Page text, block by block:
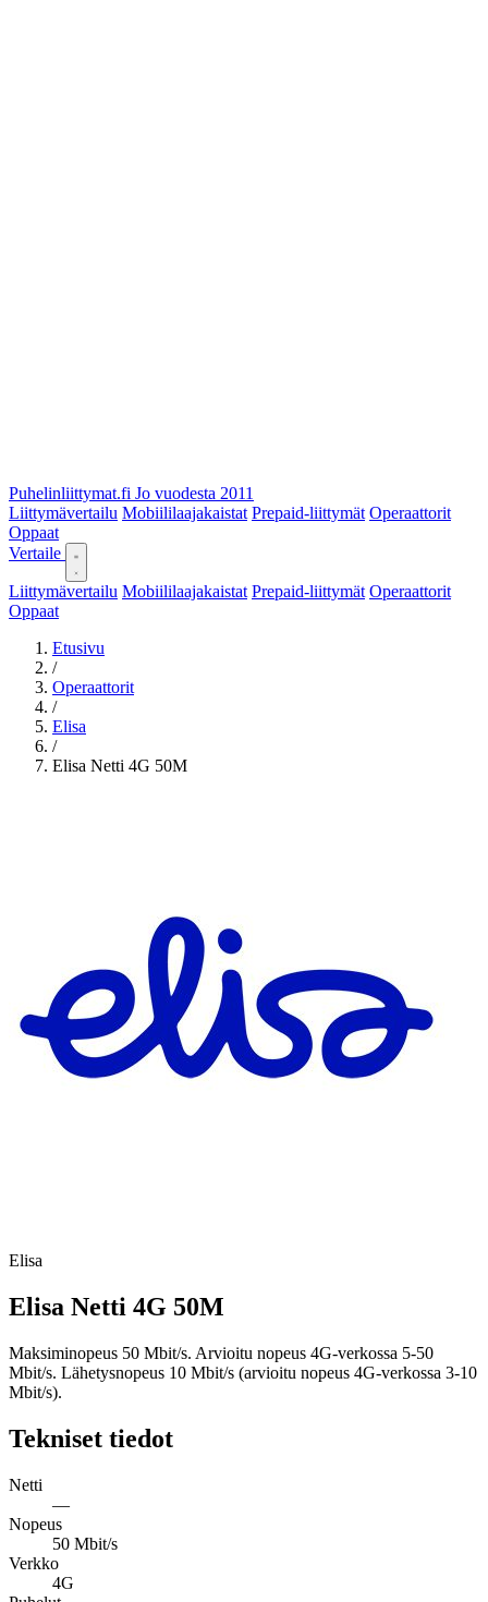
Puhelinliittymat.fi Jo vuodesta 2011
Liittymävertailu Mobiililaajakaistat Prepaid-liittymät Operaattorit
Oppaat
Vertaile
Liittymävertailu Mobiililaajakaistat Prepaid-liittymät Operaattorit
Oppaat
Etusivu
/
Operaattorit
/
Elisa
/
Elisa Netti 4G 50M
Elisa
Elisa Netti 4G 50M
Maksiminopeus 50 Mbit/s. Arvioitu nopeus 4G-verkossa 5-50
Mbit/s. Lähetysnopeus 10 Mbit/s (arvioitu nopeus 4G-verkossa 3-10
Mbit/s).
Tekniset tiedot
Netti
—
Nopeus
50 Mbit/s
Verkko
4G